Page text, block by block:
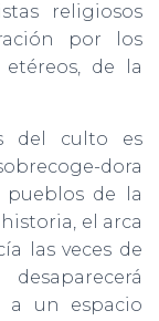
religiosos
por los
de la
del culto es
dora
pueblos de la
el arca
las veces de
a un espacio